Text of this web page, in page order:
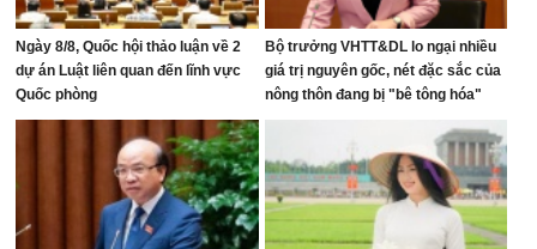
Ngày 8/8, Quốc hội thảo luận về 2
dự án Luật liên quan đến lĩnh vực
Quốc phòng
Bộ trưởng VHTT&DL lo ngại nhiều
giá trị nguyên gốc, nét đặc sắc của
nông thôn đang bị "bê tông hóa"